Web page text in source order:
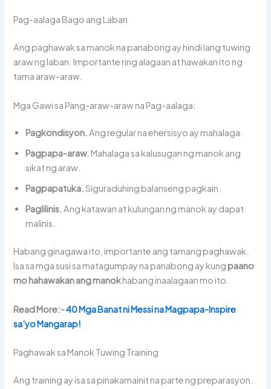
Pag-aalaga Bago ang Laban
Ang paghawak sa manok na panabong ay hindi lang tuwing
araw ng laban. Importante ring alagaan at hawakan ito ng
tama araw-araw.
Mga Gawi sa Pang-araw-araw na Pag-aalaga:
Pagkondisyon.Ang regular na ehersisyo ay mahalaga.
Pagpapa-araw. Mahalaga sa kalusugan ng manok ang
sikat ng araw.
Pagpapatuka.Siguraduhing balanseng pagkain.
Paglilinis.Ang katawan at kulungan ng manok ay dapat
malinis.
Habang ginagawa ito, importante ang tamang paghawak.
Isa sa mga susi sa matagumpay na panabong ay kung paano
mo hahawakan ang manokhabang inaalagaan mo ito.
Read More:-40 Mga Banat ni Messi na Magpapa-Inspire
sa’yo Mangarap!
Paghawak sa Manok Tuwing Training
Ang training ay isa sa pinakamainit na parte ng preparasyon.